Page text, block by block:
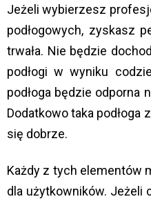
Jeżeli wybierzesz
podłogowych, zyskasz
trwała. Nie będzie
podłogi w wyniku
podłoga będzie odporna
Dodatkowo taka
się dobrze.
Każdy z tych elementów
dla użytkowników. Jeżeli